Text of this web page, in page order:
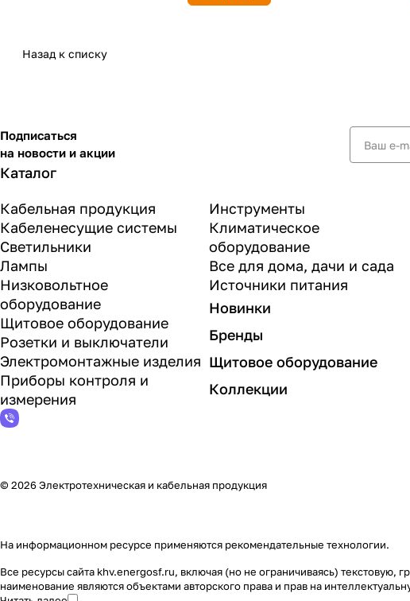
Назад к списку
Подписаться
на новости и акции
Каталог
Кабельная продукция
Кабеленесущие системы
Светильники
Лампы
Низковольтное
оборудование
Щитовое оборудование
Розетки и выключатели
Электромонтажные изделия
Приборы контроля и
измерения
Инструменты
Климатическое
оборудование
Все для дома, дачи и сада
Источники питания
Новинки
Бренды
Щитовое оборудование
Коллекции
© 2026 Электротехническая и кабельная продукция
На информационном ресурсе применяются рекомендательные технологии.
Все ресурсы сайта khv.energosf.ru, включая (но не ограничиваясь)
наименование являются объектами авторского права и прав на